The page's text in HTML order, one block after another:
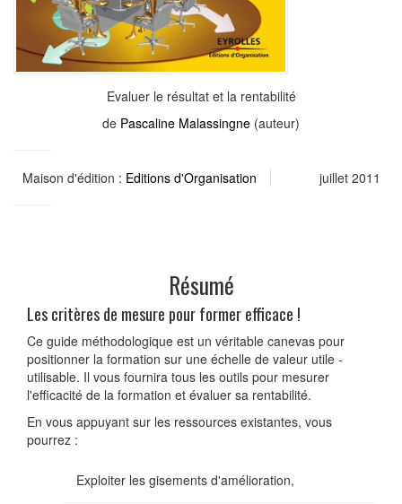
Evaluer le résultat et la rentabilité
de Pascaline Malassingne (auteur)
Maison d'édition : Editions d'Organisation juillet 2011
Résumé
Les critères de mesure pour former efficace !
Ce guide méthodologique est un véritable canevas pour
positionner la formation sur une échelle de valeur utile -
utilisable. Il vous fournira tous les outils pour mesurer
l'efficacité de la formation et évaluer sa rentabilité.
En vous appuyant sur les ressources existantes, vous
pourrez :
Exploiter les gisements d'amélioration,